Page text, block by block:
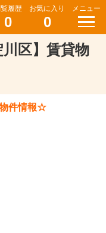
履歴
0
お気に入り
0
メニュー
川区】賃貸物
物件情報☆